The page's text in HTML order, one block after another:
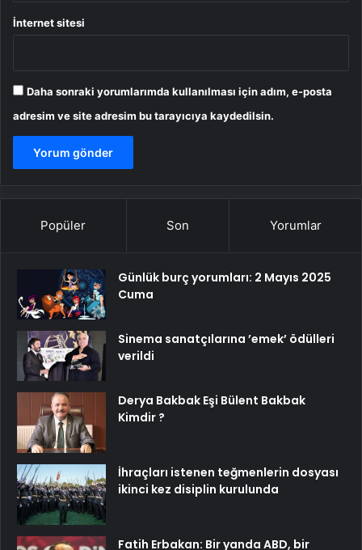
İnternet sitesi
Daha sonraki yorumlarımda kullanılması için adım, e-posta
adresim ve site adresim bu tarayıcıya kaydedilsin.
Popüler Son Yorumlar
Günlük burç yorumları: 2 Mayıs 2025
Cuma
Sinema sanatçılarına ’emek’ ödülleri
verildi
Derya Bakbak Eşi Bülent Bakbak
Kimdir ?
İhraçları istenen teğmenlerin dosyası
ikinci kez disiplin kurulunda
Fatih Erbakan: Bir yanda ABD, bir